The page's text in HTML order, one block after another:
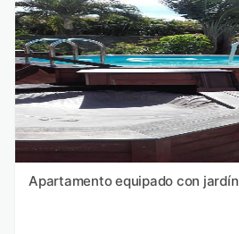
Apartamento equipado con jardín